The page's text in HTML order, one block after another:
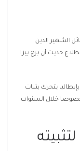
الشهير الذين
حديث أن برج بيزا
يتحرك بثبات
خلال السنوات